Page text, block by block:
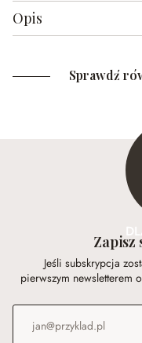
Opis
Sprawdź
Zapisz
Jeśli subskrypcja
pierwszym newsletterem
Adres e-mail